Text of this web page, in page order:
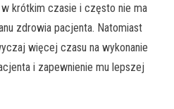
krótkim czasie i często nie ma
zdrowia pacjenta. Natomiast
więcej czasu na wykonanie
i zapewnienie mu lepszej